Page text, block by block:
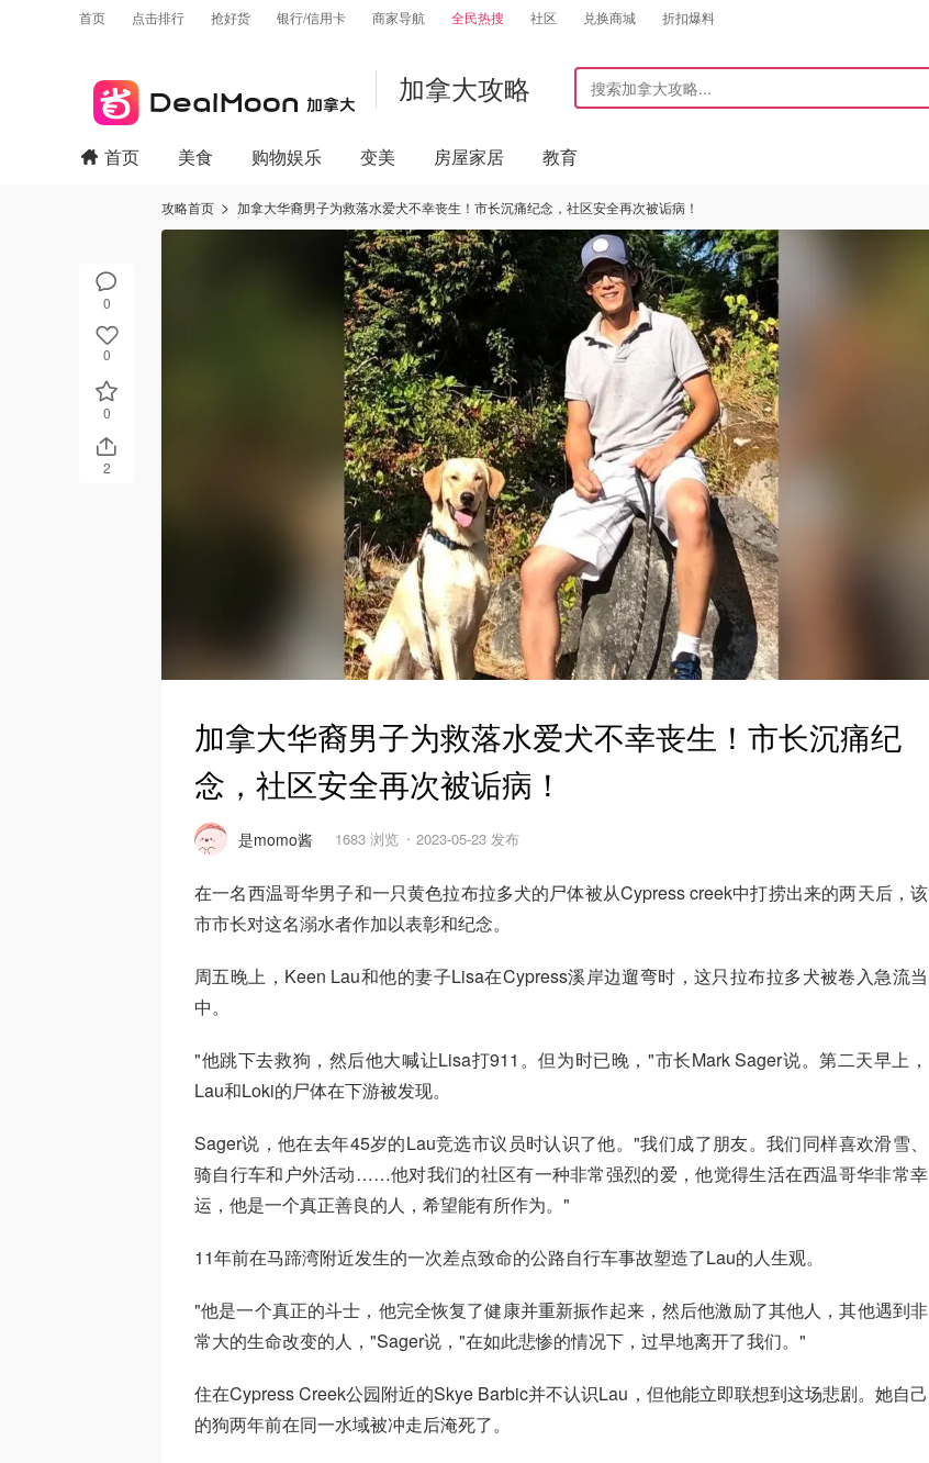
首页 点击排行 抢好货 银行/信用卡 商家导航 全民热搜 社区 兑换商城 折扣爆料
加拿大攻略
0
0
0
2
首页 美食 购物娱乐 变美 房屋家居 教育
攻略首页 加拿大华裔男子为救落水爱犬不幸丧生！市长沉痛纪念，社区安全再次被诟病！
加拿大华裔男子为救落水爱犬不幸丧生！市长沉痛纪
念，社区安全再次被诟病！
是momo酱 1683 浏览 2023-05-23 发布
在一名西温哥华男子和一只黄色拉布拉多犬的尸体被从Cypress creek中打捞出来的两天后，该
市市长对这名溺水者作加以表彰和纪念。
周五晚上，Keen Lau和他的妻子Lisa在Cypress溪岸边遛弯时，这只拉布拉多犬被卷入急流当
中。
"他跳下去救狗，然后他大喊让Lisa打911。但为时已晚，"市长Mark Sager说。第二天早上，
Lau和Loki的尸体在下游被发现。
Sager说，他在去年45岁的Lau竞选市议员时认识了他。"我们成了朋友。我们同样喜欢滑雪、
骑自行车和户外活动……他对我们的社区有一种非常强烈的爱，他觉得生活在西温哥华非常幸
运，他是一个真正善良的人，希望能有所作为。"
11年前在马蹄湾附近发生的一次差点致命的公路自行车事故塑造了Lau的人生观。
"他是一个真正的斗士，他完全恢复了健康并重新振作起来，然后他激励了其他人，其他遇到非
常大的生命改变的人，"Sager说，"在如此悲惨的情况下，过早地离开了我们。"
住在Cypress Creek公园附近的Skye Barbic并不认识Lau，但他能立即联想到这场悲剧。她自己
的狗两年前在同一水域被冲走后淹死了。